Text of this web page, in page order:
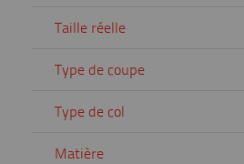
Taille réelle
Type de coupe
Type de col
Matière